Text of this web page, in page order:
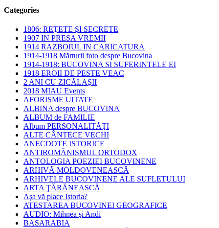
Categories
1806: REŢETE ŞI SECRETE
1907 IN PRESA VREMII
1914 RAZBOIUL IN CARICATURA
1914-1918 Mărturii foto despre Bucovina
1914-1918: BUCOVINA SI SUFERINTELE EI
1918 EROII DE PESTE VEAC
2 ANI CU ZICĂLAŞII
2018 MIAU Events
AFORISME UITATE
ALBINA despre BUCOVINA
ALBUM de FAMILIE
Album PERSONALITĂŢI
ALTE CÂNTECE VECHI
ANECDOTE ISTORICE
ANTIROMÂNISMUL ORTODOX
ANTOLOGIA POEZIEI BUCOVINENE
ARHIVĂ MOLDOVENEASCĂ
ARHIVELE BUCOVINENE ALE SUFLETULUI
ARTA ŢĂRĂNEASCĂ
Aşa vă place Istoria?
ATESTAREA BUCOVINEI GEOGRAFICE
AUDIO: Mihnea şi Andi
BASARABIA